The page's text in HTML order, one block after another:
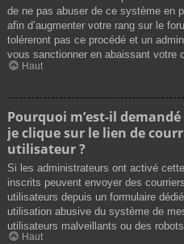
de ne pas abuser de ce système en
afin d’augmenter votre rang sur le
toléreront pas ce procédé et un
vous sanctionner en abaissant votre
Haut
Pourquoi m’est-il
je clique sur le lien de
utilisateur ?
Si les administrateurs ont activé
inscrits peuvent envoyer des
utilisateurs depuis un formulaire
utilisation abusive du système de
utilisateurs malveillants ou des robots.
Haut